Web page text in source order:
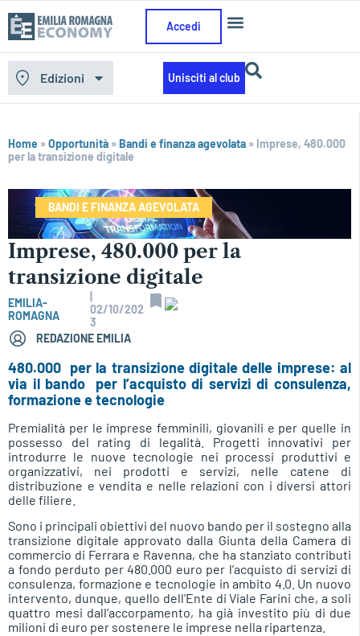
Accedi
Edizioni Unisciti al club
Home »Opportunità »Bandi e finanza agevolata » Imprese, 480.000
per la transizione digitale
BANDI E FINANZA AGEVOLATA
Imprese, 480.000 per la
transizione digitale
EMILIA-
ROMAGNA
02/10/202
3
REDAZIONE EMILIA
480.000  per la transizione digitale delle imprese: al
via il bando per l’acquisto di servizi di consulenza,
formazione e tecnologie
Premialità per le imprese femminili, giovanili e per quelle in
possesso del rating di legalità. Progetti innovativi per
introdurre le nuove tecnologie nei processi produttivi e
organizzativi, nei prodotti e servizi, nelle catene di
distribuzione e vendita e nelle relazioni con i diversi attori
delle filiere.
Sono i principali obiettivi del nuovo bando per il sostegno alla
transizione digitale approvato dalla Giunta della Camera di
commercio di Ferrara e Ravenna, che ha stanziato contributi
a fondo perduto per 480.000 euro per l’acquisto di servizi di
consulenza, formazione e tecnologie in ambito 4.0. Un nuovo
intervento, dunque, quello dell’Ente di Viale Farini che, a soli
quattro mesi dall’accorpamento, ha già investito più di due
milioni di euro per sostenere le imprese nella ripartenza.